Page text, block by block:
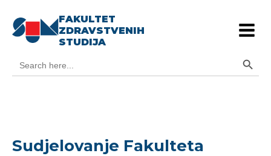
FAKULTET
ZDRAVSTVENIH
STUDIJA
for:
Sudjelovanje Fakulteta